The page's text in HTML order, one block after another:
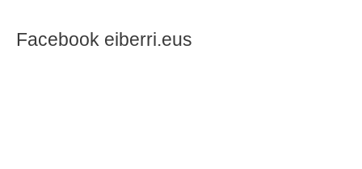
Facebook eiberri.eus